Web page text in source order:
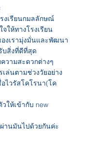
งเรียนกมลลักษณ์
ให้ทางโรงเรียน
งเรามุ่งมั่นและพัฒนา
บสิ่งที่ดีที่สุด
วามสะดวกต่างๆ
เล่นตามช่วงวัยอย่าง
ไวรัสโคโรนา(โค
ให้เข้ากับ new
านมันไปด้วยกันค่ะ